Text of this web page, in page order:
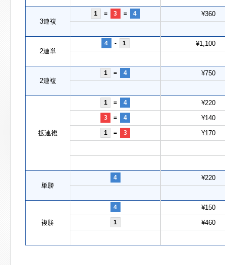
3連複
1 = 3 = 4 ¥360
2連単
4 - 1 ¥1,100
2連複
1 = 4 ¥750
拡連複
1 = 4 ¥220
3 = 4 ¥140
1 = 3 ¥170
単勝
4 ¥220
複勝
4 ¥150
1 ¥460